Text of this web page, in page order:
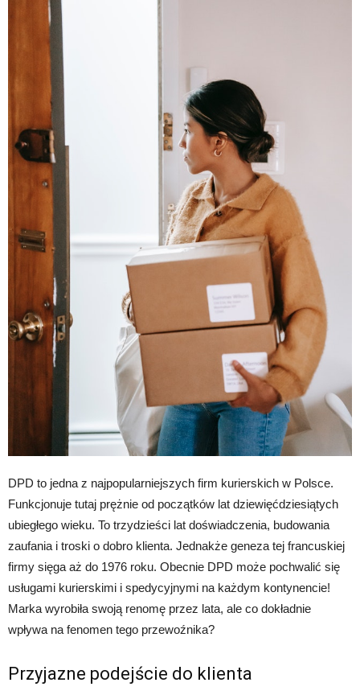
DPD to jedna z najpopularniejszych firm kurierskich w Polsce.
Funkcjonuje tutaj prężnie od początków lat dziewięćdziesiątych
ubiegłego wieku. To trzydzieści lat doświadczenia, budowania
zaufania i troski o dobro klienta. Jednakże geneza tej francuskiej
firmy sięga aż do 1976 roku. Obecnie DPD może pochwalić się
usługami kurierskimi i spedycyjnymi na każdym kontynencie!
Marka wyrobiła swoją renomę przez lata, ale co dokładnie
wpływa na fenomen tego przewoźnika?
Przyjazne podejście do klienta